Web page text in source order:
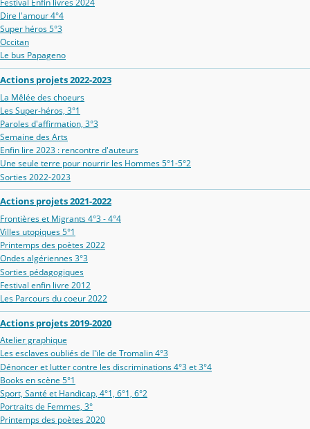
Dire l'amour 4°4
Super héros 5°3
Occitan
Le bus Papageno
Actions projets 2022-2023
La Mêlée des choeurs
Les Super-héros, 3°1
Paroles d'affirmation, 3°3
Semaine des Arts
Enfin lire 2023 : rencontre d'auteurs
Une seule terre pour nourrir les Hommes 5°1-5°2
Sorties 2022-2023
Actions projets 2021-2022
Frontières et Migrants 4°3 - 4°4
Villes utopiques 5°1
Printemps des poètes 2022
Ondes algériennes 3°3
Sorties pédagogiques
Festival enfin livre 2012
Les Parcours du coeur 2022
Actions projets 2019-2020
Atelier graphique
Les esclaves oubliés de l'ïle de Tromalin 4°3
Dénoncer et lutter contre les discriminations 4°3 et 3°4
Books en scène 5°1
Sport, Santé et Handicap, 4°1, 6°1, 6°2
Portraits de Femmes, 3°
Printemps des poètes 2020